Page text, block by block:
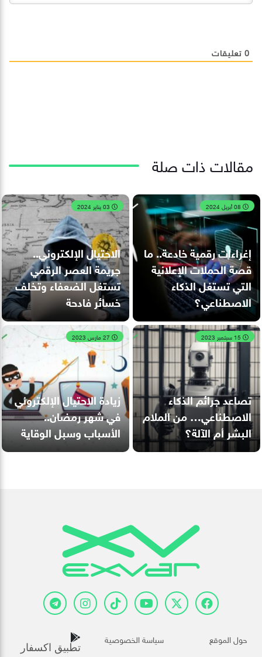
0 تعليقات
مقالات ذات صلة
إغراءات رقمية خادعة.. ما
قصة الحملات الإعلانية
التي تستغل الذكاء
الاصطناعي؟
الاحتيال الإلكتروني..
جريمة العصر الرقمي
تستغل الضعفاء وتخلف
خسائر فادحة
تصاعد جرائم الذكاء
الاصطناعي… من الملام
البشر أم الآلة؟
زيادة الاحتيال الإلكتروني
في شهر رمضان..
الأسباب وسبل الوقاية
حول الموقع سياسة الخصوصية
تطبيق اكسفار